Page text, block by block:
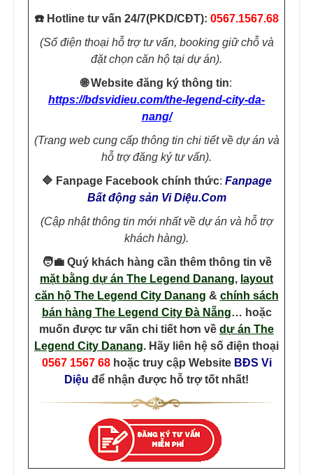
☎️ Hotline tư vấn 24/7(PKD/CĐT): 0567.1567.68
(Số điện thoại hỗ trợ tư vấn, booking giữ chỗ và
đặt chọn căn hộ tại dự án).
🌐 Website đăng ký thông tin:
https://bdsvidieu.com/the-legend-city-da-
nang/
(Trang web cung cấp thông tin chi tiết về dự án và
hỗ trợ đăng ký tư vấn).​
🔷 Fanpage Facebook chính thức: Fanpage
Bất động sản Vi Diệu.Com
(Cập nhật thông tin mới nhất về dự án và hỗ trợ
khách hàng).​
🧑‍💼 Quý khách hàng cần thêm thông tin về
mặt bằng dự án The Legend Danang, layout
căn hộ The Legend City Danang & chính sách
bán hàng The Legend City Đà Nẵng… hoặc
muốn được tư vấn chi tiết hơn về dự án The
Legend City Danang. Hãy liên hệ số điện thoại
0567 1567 68hoặc truy cập Website BĐS Vi
Diệu để nhận được hỗ trợ tốt nhất!